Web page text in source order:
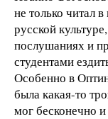
не только читал
русской
послушаниях и
студентами
Особенно в
была какая-то
мог бесконечно